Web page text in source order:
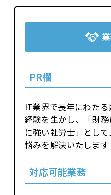
PR欄
IT業界で長年にわた
経験を生かし、「財
に強い社労士」とし
悩みを解決いたします
対応可能業務